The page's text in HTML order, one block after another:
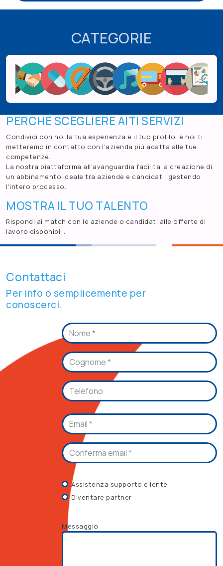
CATEGORIE
PERCHÉ SCEGLIERE AITI SERVIZI
Condividi con noi la tua esperienza e il tuo profilo, e noi ti
metteremo in contatto con l'azienda più adatta alle tue
competenze.
La nostra piattaforma all'avanguardia facilita la creazione di
un abbinamento ideale tra aziende e candidati, gestendo
l'intero processo.
MOSTRA IL TUO TALENTO
Rispondi ai match con le aziende o candidati alle offerte di
lavoro disponibili.
Contattaci
Per info o semplicemente per
conoscerci.
Email
Assistenza supporto cliente
Diventare partner
Messaggio